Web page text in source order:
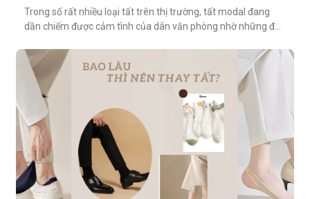
Trong số rất nhiều loại tất trên thị trường, tất modal đang
dần chiếm được cảm tình của dân văn phòng nhờ những đặc
cùng khám phá vì sao tất modal lại được xem là lựa chọn lý
tưởng cho những ngày dài tại văn phòng.Khi đôi chân “lên
tiếng” s